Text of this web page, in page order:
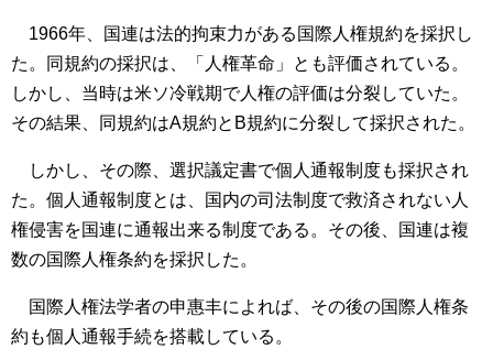
1966年、国連は法的拘束力がある国際人権規約を採択し
た。同規約の採択は、「人権革命」とも評価されている。
しかし、当時は米ソ冷戦期で人権の評価は分裂していた。
その結果、同規約はA規約とB規約に分裂して採択された。
しかし、その際、選択議定書で個人通報制度も採択され
た。個人通報制度とは、国内の司法制度で救済されない人
権侵害を国連に通報出来る制度である。その後、国連は複
数の国際人権条約を採択した。
国際人権法学者の申惠丰によれば、その後の国際人権条
約も個人通報手続を搭載している。